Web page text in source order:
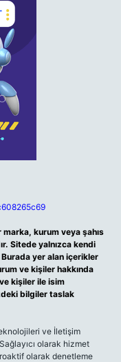
kurum veya şahıs
Sitede yalnızca kendi
Burada yer alan içerikler
ve kişiler hakkında
kişiler ile isim
bilgiler taslak
ve İletişim
olarak hizmet
olarak denetleme